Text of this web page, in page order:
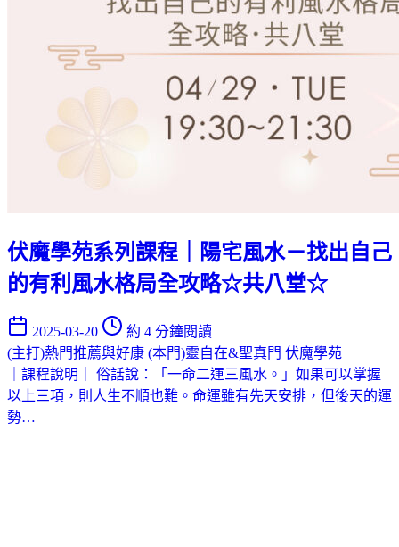
伏魔學苑系列課程｜陽宅風水－找出自己
的有利風水格局全攻略☆共八堂☆
2025-03-20
約 4 分鐘閱讀
(主打)熱門推薦與好康 (本門)靈自在&聖真門 伏魔學苑
｜課程說明｜ 俗話說：「一命二運三風水。」如果可以掌握
以上三項，則人生不順也難。命運雖有先天安排，但後天的運
勢…